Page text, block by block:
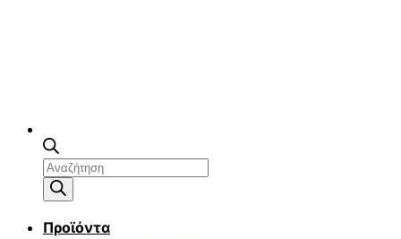
Αναζήτηση
προϊόντων
Προϊόντα